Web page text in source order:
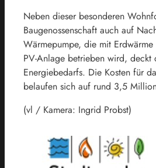
Neben dieser besonderen
Baugenossenschaft auch auf
Wärmepumpe, die mit
PV-Anlage betrieben wird, deckt
Energiebedarfs. Die Kosten für
belaufen sich auf rund 3,5
(vl / Kamera: Ingrid Probst)